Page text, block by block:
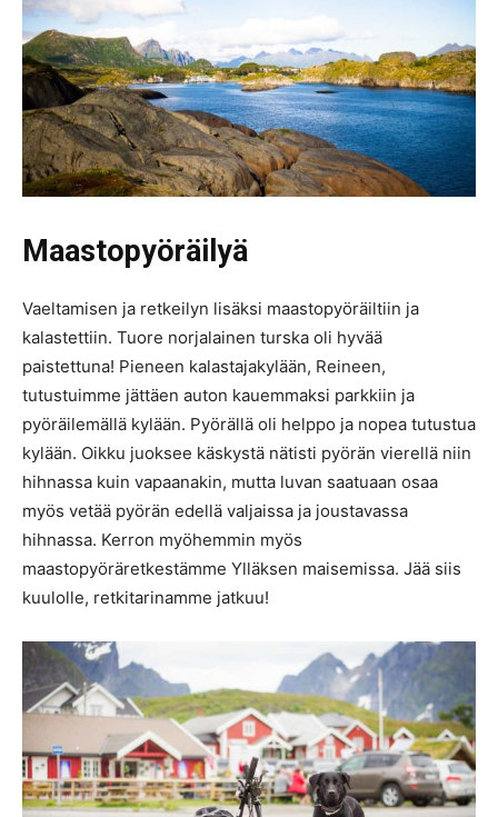
Maastopyöräilyä
Vaeltamisen ja retkeilyn lisäksi maastopyöräiltiin ja
kalastettiin. Tuore norjalainen turska oli hyvää
paistettuna! Pieneen kalastajakylään, Reineen,
tutustuimme jättäen auton kauemmaksi parkkiin ja
pyöräilemällä kylään. Pyörällä oli helppo ja nopea tutustua
kylään. Oikku juoksee käskystä nätisti pyörän vierellä niin
hihnassa kuin vapaanakin, mutta luvan saatuaan osaa
myös vetää pyörän edellä valjaissa ja joustavassa
hihnassa. Kerron myöhemmin myös
maastopyöräretkestämme Ylläksen maisemissa. Jää siis
kuulolle, retkitarinamme jatkuu!